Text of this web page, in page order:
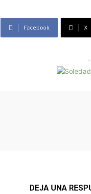
Facebook X
-
DEJA UNA